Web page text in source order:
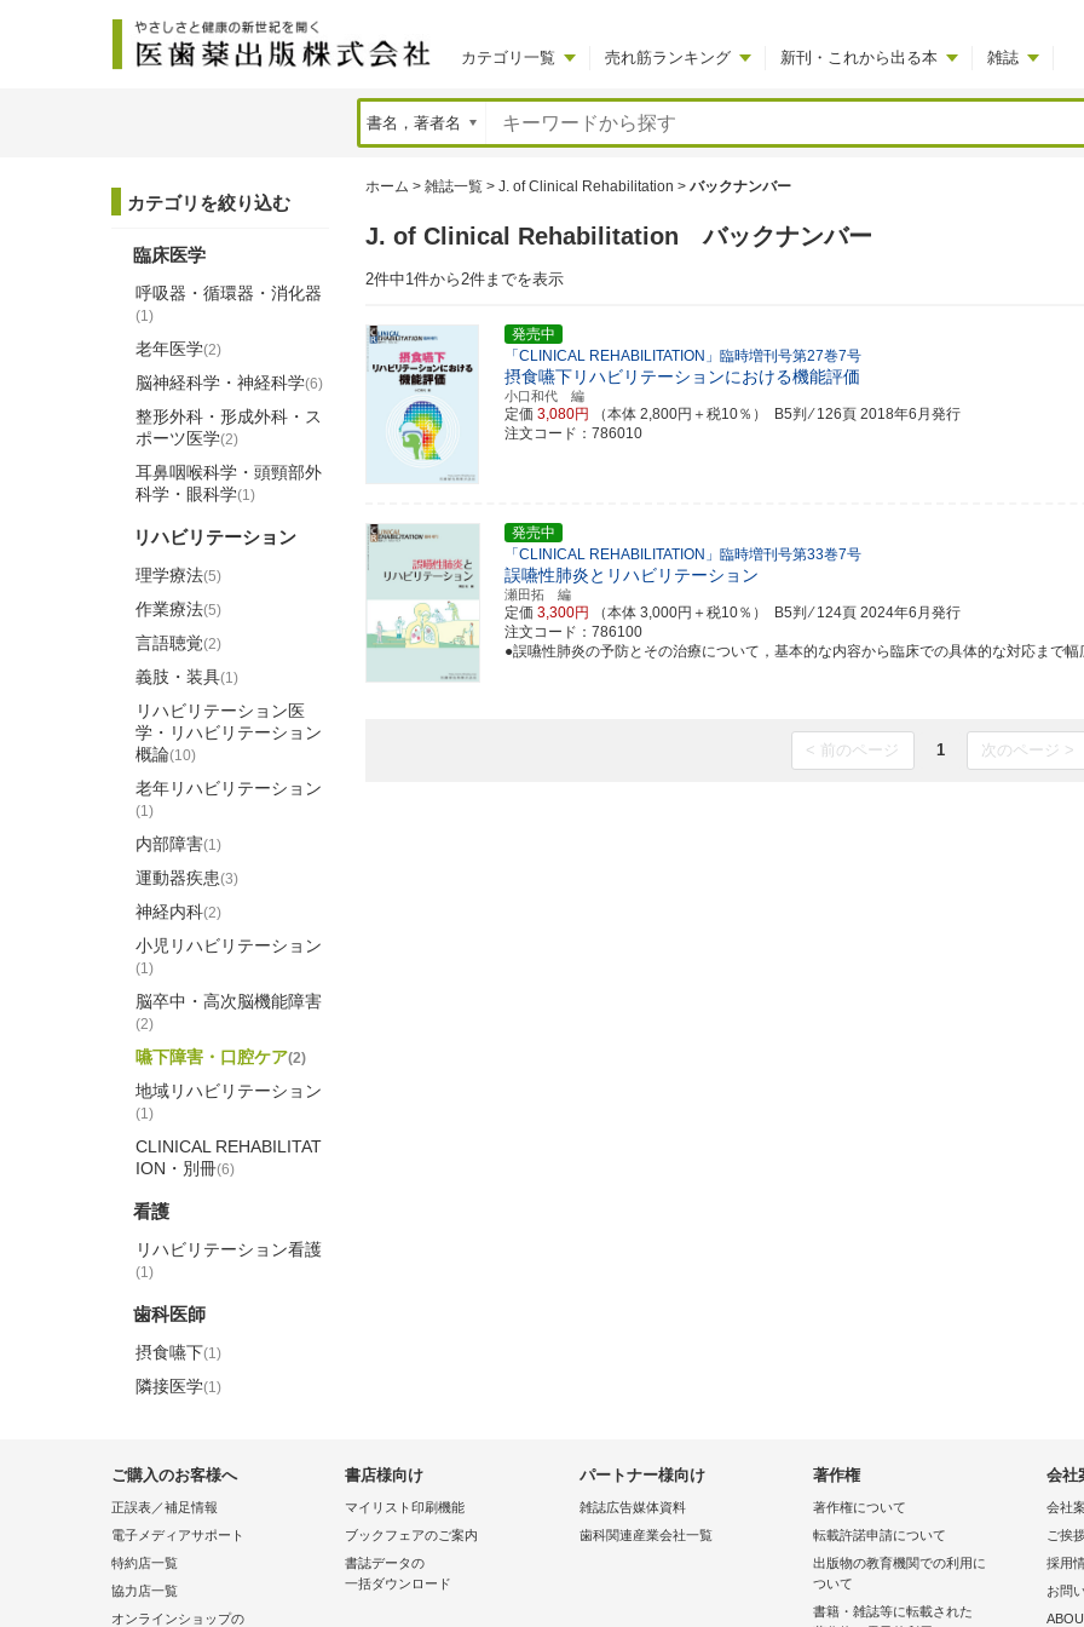
カテゴリ一覧 売れ筋ランキング 新刊・これから出る本 雑誌
ホーム > 雑誌一覧 > J. of Clinical Rehabilitation > バックナンバー
J. of Clinical Rehabilitation バックナンバー
2件中1件から2件までを表示
発売中
「CLINICAL REHABILITATION」臨時増刊号第27巻7号
摂食嚥下リハビリテーションにおける機能評価
小口和代 編
定価 3,080円 （本体 2,800円＋税10％） B5判 ⁄ 126頁 2018年6月発行
注文コード：786010
発売中
「CLINICAL REHABILITATION」臨時増刊号第33巻7号
誤嚥性肺炎とリハビリテーション
瀬田拓 編
定価 3,300円 （本体 3,000円＋税10％） B5判 ⁄ 124頁 2024年6月発行
注文コード：786100
●誤嚥性肺炎の予防とその治療について，基本的な内容から臨床での具体的な対応まで
< 前のページ 1 次のページ >
カテゴリを絞り込む
臨床医学
呼吸器・循環器・消化器
(1)
老年医学(2)
脳神経科学・神経科学(6)
整形外科・形成外科・ス
ポーツ医学(2)
耳鼻咽喉科学・頭頸部外
科学・眼科学(1)
リハビリテーション
理学療法(5)
作業療法(5)
言語聴覚(2)
義肢・装具(1)
リハビリテーション医
学・リハビリテーション
概論(10)
老年リハビリテーション
(1)
内部障害(1)
運動器疾患(3)
神経内科(2)
小児リハビリテーション
(1)
脳卒中・高次脳機能障害
(2)
嚥下障害・口腔ケア(2)
地域リハビリテーション
(1)
CLINICAL REHABILITAT
ION・別冊(6)
看護
リハビリテーション看護
(1)
歯科医師
摂食嚥下(1)
隣接医学(1)
ご購入のお客様へ
正誤表／補足情報
電子メディアサポート
特約店一覧
協力店一覧
オンラインショップの
書店様向け
マイリスト印刷機能
ブックフェアのご案内
書誌データの
一括ダウンロード
パートナー様向け
雑誌広告媒体資料
歯科関連産業会社一覧
著作権
著作権について
転載許諾申請について
出版物の教育機関での利用に
ついて
書籍・雑誌等に転載された
会社
会社
ご挨
採用
お問